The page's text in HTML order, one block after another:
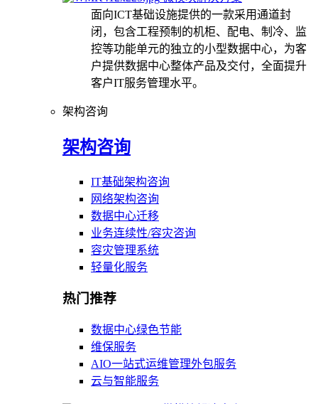
面向ICT基础设施提供的一款采用通道封
闭，包含工程预制的机柜、配电、制冷、监
控等功能单元的独立的小型数据中心，为客
户提供数据中心整体产品及交付，全面提升
客户IT服务管理水平。
架构咨询
架构咨询
IT基础架构咨询
网络架构咨询
数据中心迁移
业务连续性/容灾咨询
容灾管理系统
轻量化服务
热门推荐
数据中心绿色节能
维保服务
AIO一站式运维管理外包服务
云与智能服务